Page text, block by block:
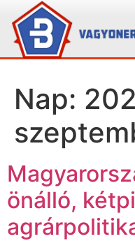
Nap:
önálló,